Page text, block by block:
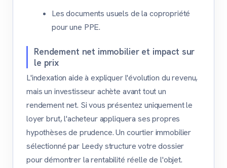
Les documents usuels de la copropriété
pour une PPE.
Rendement net immobilier et impact sur
le prix
L'indexation aide à expliquer l'évolution du revenu,
mais un investisseur achète avant tout un
rendement net. Si vous présentez uniquement le
loyer brut, l'acheteur appliquera ses propres
hypothèses de prudence. Un courtier immobilier
sélectionné par Leedy structure votre dossier
pour démontrer la rentabilité réelle de l'objet.